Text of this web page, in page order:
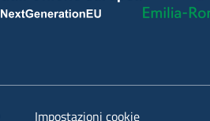
Impostazioni cookie